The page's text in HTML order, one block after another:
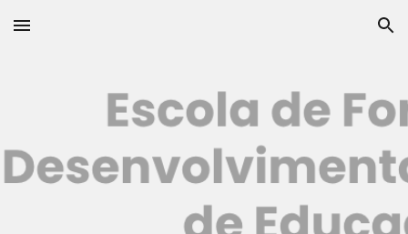
Skip to main content Skip to navigation